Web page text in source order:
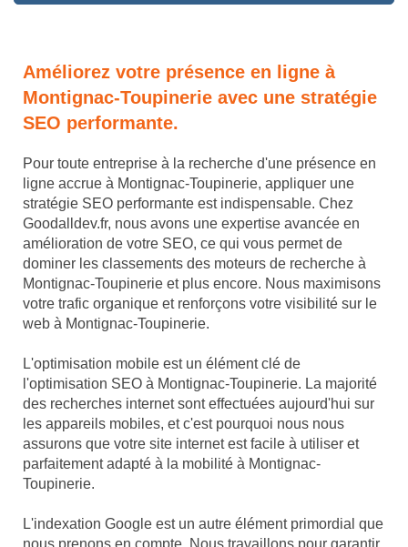
Améliorez votre présence en ligne à
Montignac-Toupinerie avec une stratégie
SEO performante.
Pour toute entreprise à la recherche d'une présence en
ligne accrue à Montignac-Toupinerie, appliquer une
stratégie SEO performante est indispensable. Chez
Goodalldev.fr, nous avons une expertise avancée en
amélioration de votre SEO, ce qui vous permet de
dominer les classements des moteurs de recherche à
Montignac-Toupinerie et plus encore. Nous maximisons
votre trafic organique et renforçons votre visibilité sur le
web à Montignac-Toupinerie.
L'optimisation mobile est un élément clé de
l'optimisation SEO à Montignac-Toupinerie. La majorité
des recherches internet sont effectuées aujourd'hui sur
les appareils mobiles, et c'est pourquoi nous nous
assurons que votre site internet est facile à utiliser et
parfaitement adapté à la mobilité à Montignac-
Toupinerie.
L'indexation Google est un autre élément primordial que